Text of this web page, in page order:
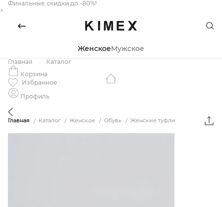
Финальные скидки до -80%!
×
ЖенскоеМужское
Главная
Каталог
Корзина
Избранное
Профиль
Главная Каталог Женское Обувь Женские туфли